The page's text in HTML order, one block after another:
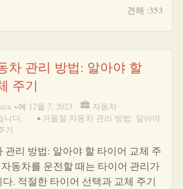
견해 :353
차 관리 방법: 알아야 할
주기
~에 12월 7, 2023
자동차
니다.
• 겨울철 자동차 관리 방법: 알아야
기
관리 방법: 알아야 할 타이어 교체 주
동차를 운전할 때는 타이어 관리가
. 적절한 타이어 선택과 교체 주기